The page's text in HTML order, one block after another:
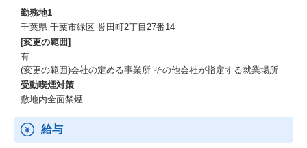
から熱い支持をいただき、その利便性と品質で着実にファンを増
やしています。
イオングループ経営陣の期待も大きく、中期経営計画では成長戦
略の柱として明確に位置づけられています。
ーーー未来の社会インフラへ。共に創る、次のステージ。
「Green Beans」をさらに進化させ、日本の新しい社会インフラへ
と育て上げる。
そして、お客様の生活をもっと豊かに、もっと便利にするための
新規事業にも積極的に挑戦していきます。
勤務地1
千葉県 千葉市緑区 誉田町2丁目27番14
[変更の範囲]
有
(変更の範囲)会社の定める事業所 その他会社が指定する就業場所
受動喫煙対策
敷地内全面禁煙
給与